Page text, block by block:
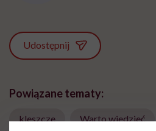
Udostępnij
Powiązane tematy:
kleszcze Warto wiedzieć